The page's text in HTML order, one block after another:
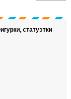
статуэтки